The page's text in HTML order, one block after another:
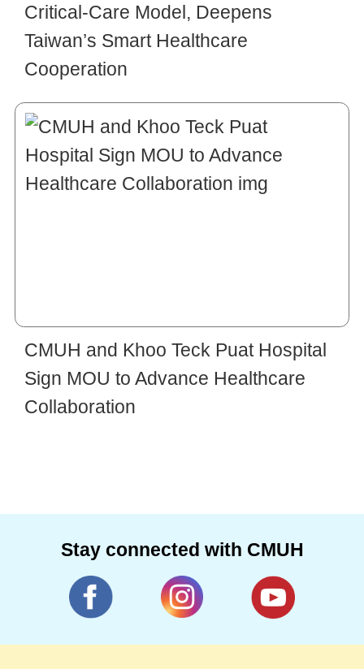
Critical-Care Model, Deepens
Taiwan’s Smart Healthcare
Cooperation
CMUH and Khoo Teck Puat Hospital
Sign MOU to Advance Healthcare
Collaboration
Stay connected with CMUH